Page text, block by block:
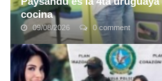
cocina
09/08/2026 0 comment
El plan de reciclaje de aceite
biocombustibles de segunda
Municipal de Paysandú, ...